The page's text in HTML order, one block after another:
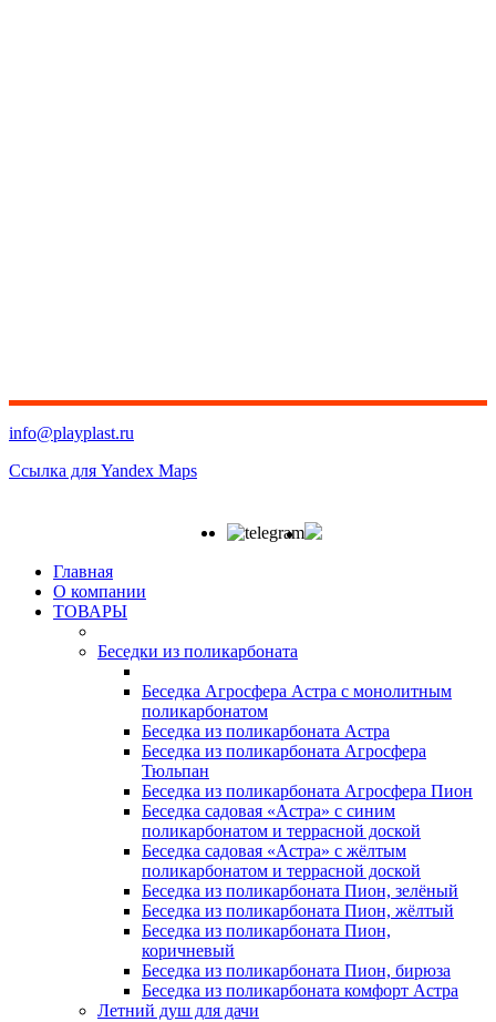
info@playplast.ru
Ссылка для Yandex Maps
Главная
О компании
ТОВАРЫ
Беседки из поликарбоната
Беседка Агросфера Астра с монолитным
поликарбонатом
Беседка из поликарбоната Астра
Беседка из поликарбоната Агросфера
Тюльпан
Беседка из поликарбоната Агросфера Пион
Беседка садовая «Астра» с синим
поликарбонатом и террасной доской
Беседка садовая «Астра» с жёлтым
поликарбонатом и террасной доской
Беседка из поликарбоната Пион, зелёный
Беседка из поликарбоната Пион, жёлтый
Беседка из поликарбоната Пион,
коричневый
Беседка из поликарбоната Пион, бирюза
Беседка из поликарбоната комфорт Астра
Летний душ для дачи